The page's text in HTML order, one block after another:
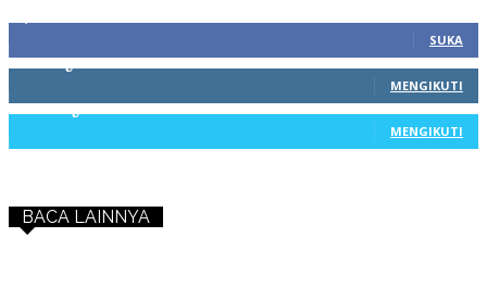
SUKA
MENGIKUTI
MENGIKUTI
BACA LAINNYA